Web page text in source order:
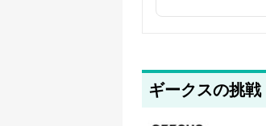
筆者情報を更新しまし
ギークスの挑